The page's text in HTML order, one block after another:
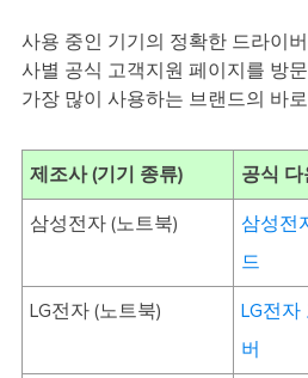
사용 중인 기기의 정확한 드라이
사별 공식 고객지원 페이지를 방
가장 많이 사용하는 브랜드의 바
제조사 (기기 종류) 공식
삼성전자 (노트북)
삼성전
드
LG전자 (노트북)
LG전자
버